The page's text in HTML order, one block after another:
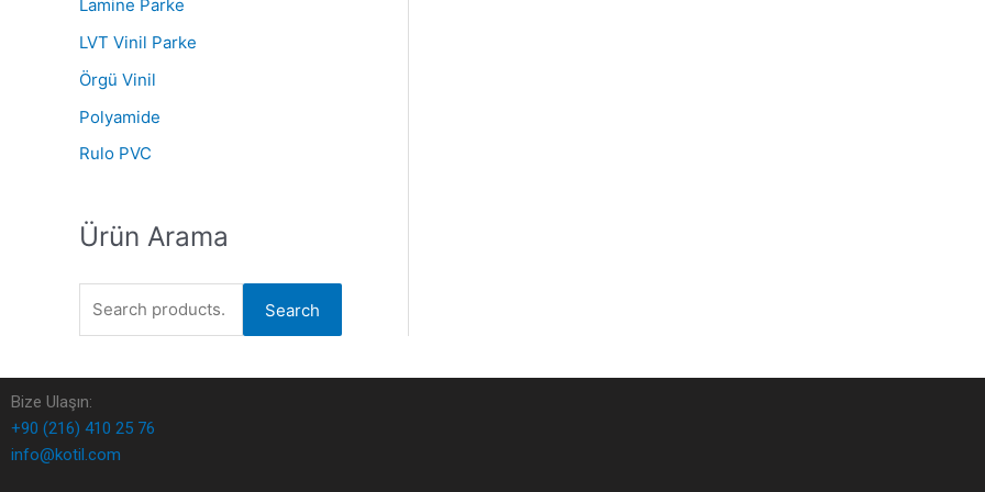
Lamine Parke
LVT Vinil Parke
Örgü Vinil
Polyamide
Rulo PVC
Ürün Arama
Search
Bize Ulaşın:
+90 (216) 410 25 76
info@kotil.com